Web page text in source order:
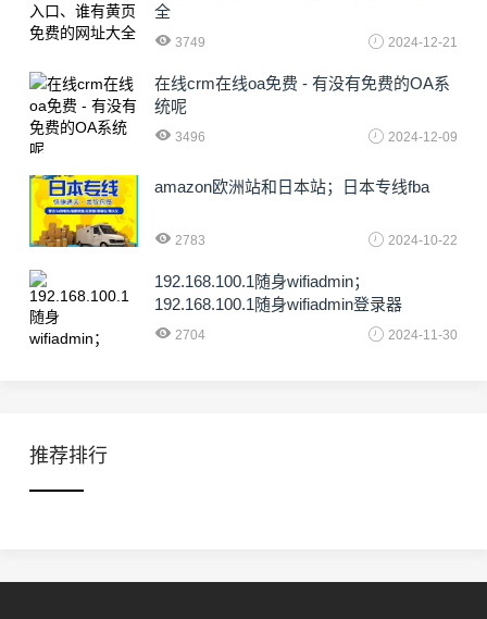
全
3749 2024-12-21
在线crm在线oa免费 - 有没有免费的OA系
统呢
3496 2024-12-09
amazon欧洲站和日本站；日本专线fba
2783 2024-10-22
192.168.100.1随身wifiadmin；
192.168.100.1随身wifiadmin登录器
2704 2024-11-30
推荐排行